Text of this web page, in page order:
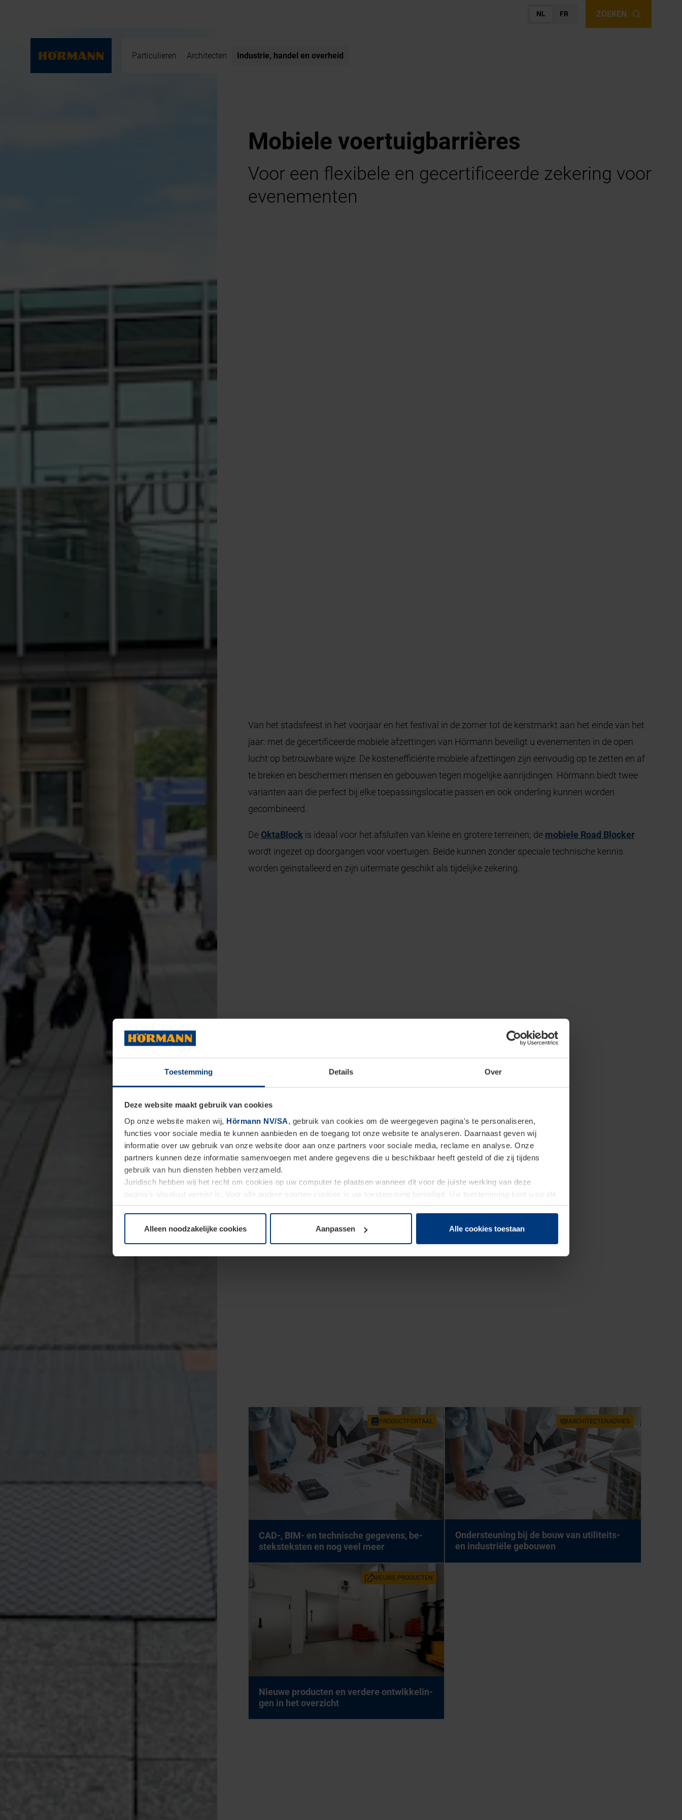
Toestemming Details Over
Deze website maakt gebruik van cookies
Op onze website maken wij, Hörmann NV/SA, gebruik van cookies om de weergegeven pagina's te personaliseren,
functies voor sociale media te kunnen aanbieden en de toegang tot onze website te analyseren. Daarnaast geven wij
informatie over uw gebruik van onze website door aan onze partners voor sociale media, reclame en analyse. Onze
partners kunnen deze informatie samenvoegen met andere gegevens die u beschikbaar heeft gesteld of die zij tijdens
gebruik van hun diensten hebben verzameld.
Juridisch hebben wij het recht om cookies op uw computer te plaatsen wanneer dit voor de juiste werking van deze
pagina's absoluut vereist is. Voor alle andere soorten cookies is uw toestemming benodigd. Uw toestemming kunt u op elk
moment bij de uitleg van de cookies op paginaPrivacyverklaringop onze website wijzigen of herroepen.
Alleen noodzakelijke cookies Aanpassen Alle cookies toestaan
NL FR ZOEKEN
Particulieren Architecten Industrie, handel en overheid
Mobiele voertuigbarrières
Voor een flexibele en gecertificeerde zekering voor
evenementen
Van het stadsfeest in het voorjaar en het festival in de zomer tot de kerstmarkt aan het einde van het
jaar: met de gecertificeerde mobiele afzettingen van Hörmann beveiligt u evenementen in de open
lucht op betrouwbare wijze. De kostenefficiënte mobiele afzettingen zijn eenvoudig op te zetten en af
te breken en beschermen mensen en gebouwen tegen mogelijke aanrijdingen. Hörmann biedt twee
varianten aan die perfect bij elke toepassingslocatie passen en ook onderling kunnen worden
gecombineerd.
De OktaBlock is ideaal voor het afsluiten van kleine en grotere terreinen; de mobiele Road Blocker
wordt ingezet op doorgangen voor voertuigen. Beide kunnen zonder speciale technische kennis
worden geïnstalleerd en zijn uitermate geschikt als tijdelijke zekering.
PRO­DUCT­POR­TAAL
CAD-, BIM- en tech­ni­sche ge­ge­vens, be­
stek­stek­sten en nog veel meer
AR­CHI­TEC­TEN­AD­VIES
On­der­steu­ning bij de bouw van uti­li­teits-
en in­du­stri­ë­le ge­bou­wen
NIEU­WE PRO­DUC­TEN
Nieu­we pro­duc­ten en ver­de­re ont­wik­ke­lin­
gen in het over­zicht